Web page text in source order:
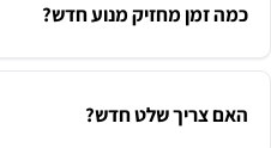
כמה זמן מחזיק מנוע חדש?
האם צריך שלט חדש?